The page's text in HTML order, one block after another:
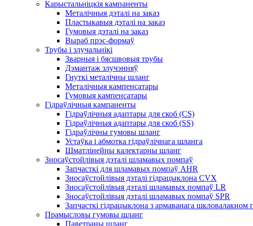
Карыстальніцкія кампаненты
Металічныя дэталі на заказ
Пластыкавыя дэталі на заказ
Гумовыя дэталі на заказ
Выраб прэс-формаў
Трубы і злучальнікі
Зварныя і бясшвовыя трубы
Дэмантаж злучэнняў
Гнуткі металічны шланг
Металічныя кампенсатары
Гумовыя кампенсатары
Гідраўлічныя кампаненты
Гідраўлічныя адаптары для скоб (CS)
Гідраўлічныя адаптары для скоб (SS)
Гідраўлічны гумовы шланг
Устаўка і абмотка гідраўлічнага шланга
Шматлінейны калектарны шланг
Зносаўстойлівыя дэталі шламавых помпаў
Запчасткі для шламавых помпаў AHR
Зносаўстойлівыя дэталі гідрацыклона CVX
Зносаўстойлівыя дэталі шламавых помпаў LR
Зносаўстойлівыя дэталі шламавых помпаў SPR
Запчасткі гідрацыклона з армаванага шкловалакном
Прамысловы гумовы шланг
Паветраны шланг